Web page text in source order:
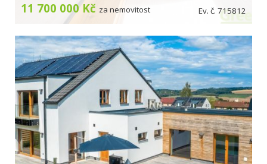
11 700 000 Kč za nemovitost Ev. č. 715812